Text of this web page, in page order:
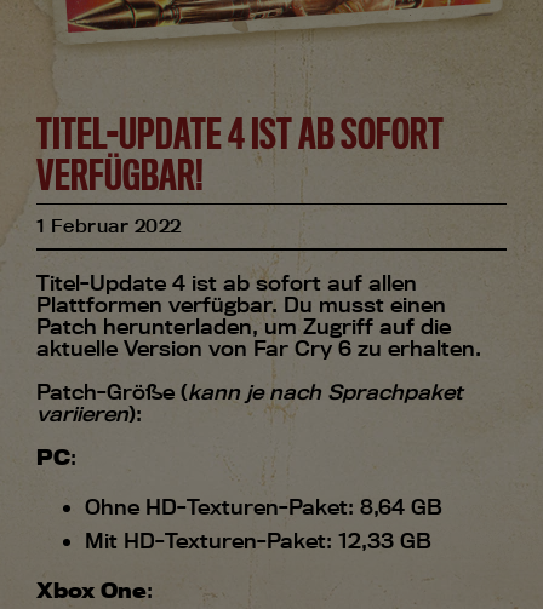
1 Februar 2022
TITEL-UPDATE 4 IST AB SOFORT
VERFÜGBAR!
Titel-Update 4 ist ab sofort auf allen
Plattformen verfügbar. Du musst einen
Patch herunterladen, um Zugriff auf die
aktuelle Version von Far Cry 6 zu erhalten.
Patch-Größe (kann je nach Sprachpaket
variieren):
PC:
Ohne HD-Texturen-Paket: 8,64 GB
Mit HD-Texturen-Paket: 12,33 GB
Xbox One: